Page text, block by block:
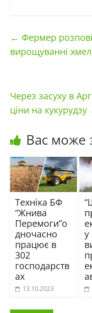
← Фермер
вирощуванні
Через засуху в
ціни на кукурудзу
Вас може
Техніка БФ
“Жнива
Перемоги”о
дночасно
працює в
302
господарств
ах
13.10.2023
у